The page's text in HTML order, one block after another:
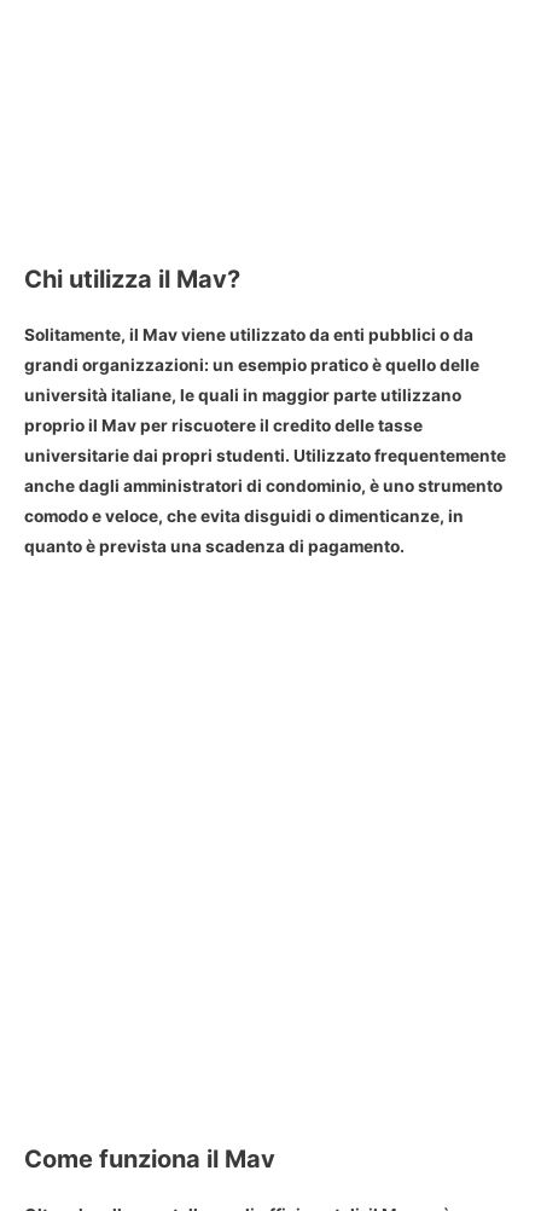
Chi utilizza il Mav?
Solitamente, il Mavviene utilizzato da enti pubblici o da
grandi organizzazioni: un esempio pratico è quello delle
università italiane, le quali in maggior parte utilizzano
proprio il Mav per riscuotere il credito delle tasse
universitarie dai propri studenti. Utilizzato frequentemente
anche dagli amministratori di condominio, è uno strumento
comodo e veloce, che evita disguidi o dimenticanze, in
quanto è prevista una scadenza di pagamento.
Come funziona il Mav